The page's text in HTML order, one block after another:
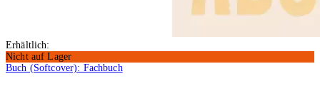
Erhältlich:
Nicht auf Lager
Buch (Softcover): Fachbuch